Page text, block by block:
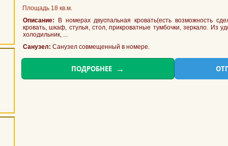
Площадь 18 кв.м.
Описание: В номерах двуспальная кровать(есть возможность
кровать, шкаф, стулья, стол, прикроватные тумбочки, зеркало. Из
холодильник, ...
Санузел: Санузел совмещенный в номере.
ПОДРОБНЕЕ